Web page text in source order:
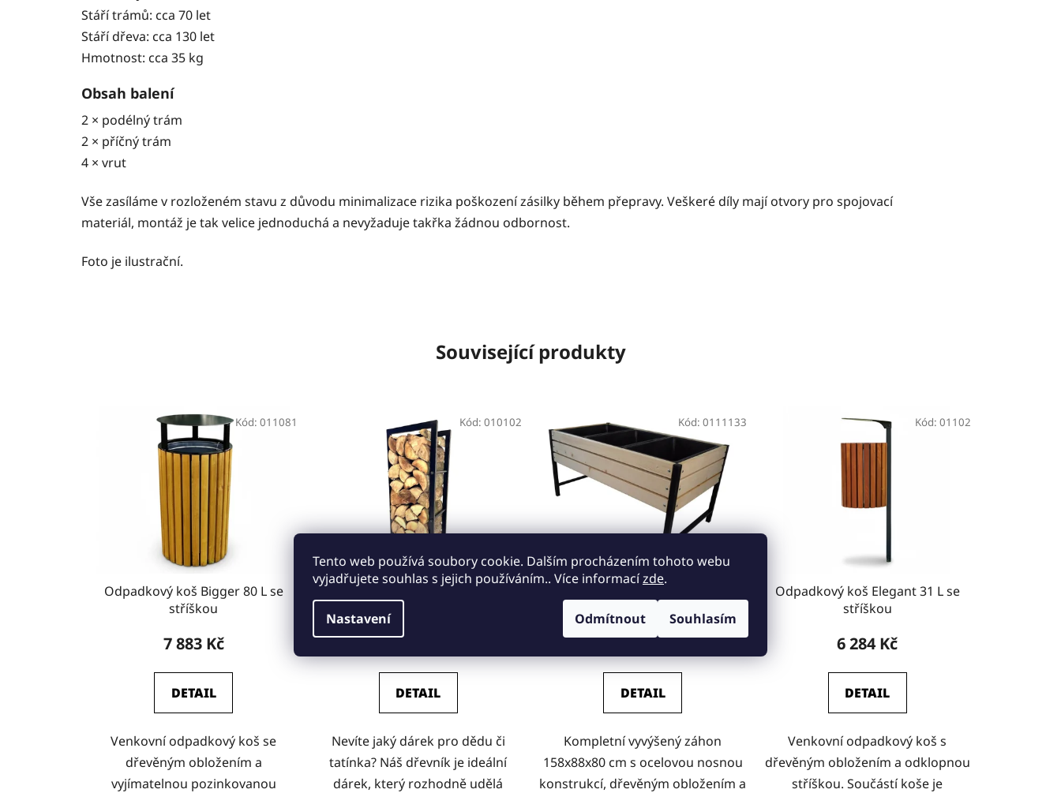
Tento web používá soubory cookie. Dalším procházením tohoto webu
vyjadřujete souhlas s jejich používáním.. Více informacízde.
Nastavení Odmítnout Souhlasím
Stáří trámů: cca 70 let
Stáří dřeva: cca 130 let
Hmotnost: cca 35 kg
Obsah balení
2 × podélný trám
2 × příčný trám
4 × vrut
Vše zasíláme v rozloženém stavu z důvodu minimalizace rizika poškození zásilky během přepravy. Veškeré díly mají otvory pro spojovací
materiál, montáž je tak velice jednoduchá a nevyžaduje takřka žádnou odbornost.
Foto je ilustrační.
Související produkty
Odpadkový koš Bigger 80 L se
stříškou
7 883 Kč
DETAIL
Venkovní odpadkový koš se
dřevěným obložením a
vyjímatelnou pozinkovanou
Kód: 011081
Dřevník - ideální dárek
2 788 Kč
DETAIL
Nevíte jaký dárek pro dědu či
tatínka? Náš dřevník je ideální
dárek, který rozhodně udělá
Kód: 010102
8 882 Kč
DETAIL
Kompletní vyvýšený záhon
158x88x80 cm s ocelovou nosnou
konstrukcí, dřevěným obložením a
Kód: 0111133
Odpadkový koš Elegant 31 L se
stříškou
6 284 Kč
DETAIL
Venkovní odpadkový koš s
dřevěným obložením a odklopnou
stříškou. Součástí koše je
Kód: 01102